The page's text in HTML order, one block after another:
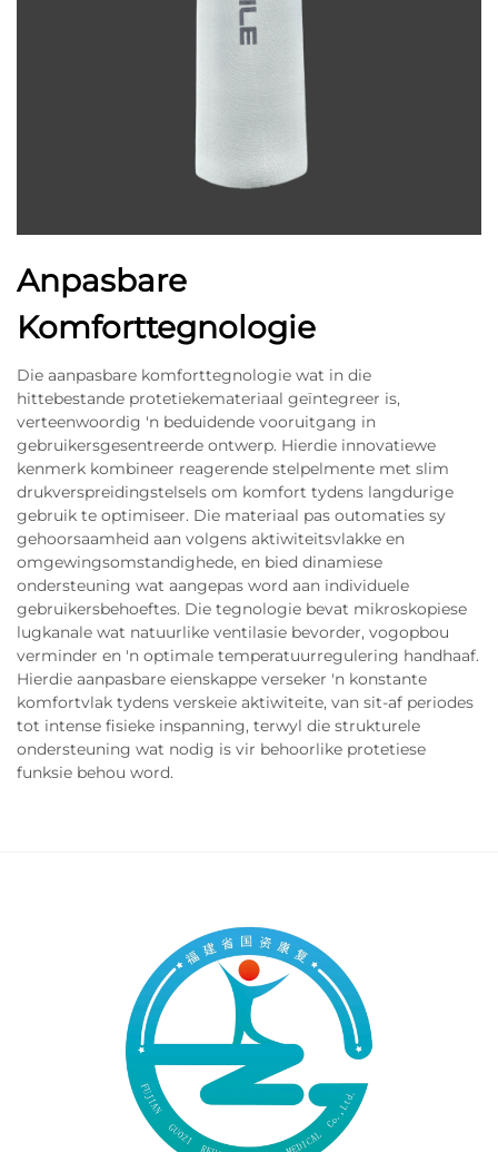
Anpasbare
Komforttegnologie
Die aanpasbare komforttegnologie wat in die
hittebestande protetiekemateriaal geïntegreer is,
verteenwoordig 'n beduidende vooruitgang in
gebruikersgesentreerde ontwerp. Hierdie innovatiewe
kenmerk kombineer reagerende stelpelmente met slim
drukverspreidingstelsels om komfort tydens langdurige
gebruik te optimiseer. Die materiaal pas outomaties sy
gehoorsaamheid aan volgens aktiwiteitsvlakke en
omgewingsomstandighede, en bied dinamiese
ondersteuning wat aangepas word aan individuele
gebruikersbehoeftes. Die tegnologie bevat mikroskopiese
lugkanale wat natuurlike ventilasie bevorder, vogopbou
verminder en 'n optimale temperatuurregulering handhaaf.
Hierdie aanpasbare eienskappe verseker 'n konstante
komfortvlak tydens verskeie aktiwiteite, van sit-af periodes
tot intense fisieke inspanning, terwyl die strukturele
ondersteuning wat nodig is vir behoorlike protetiese
funksie behou word.